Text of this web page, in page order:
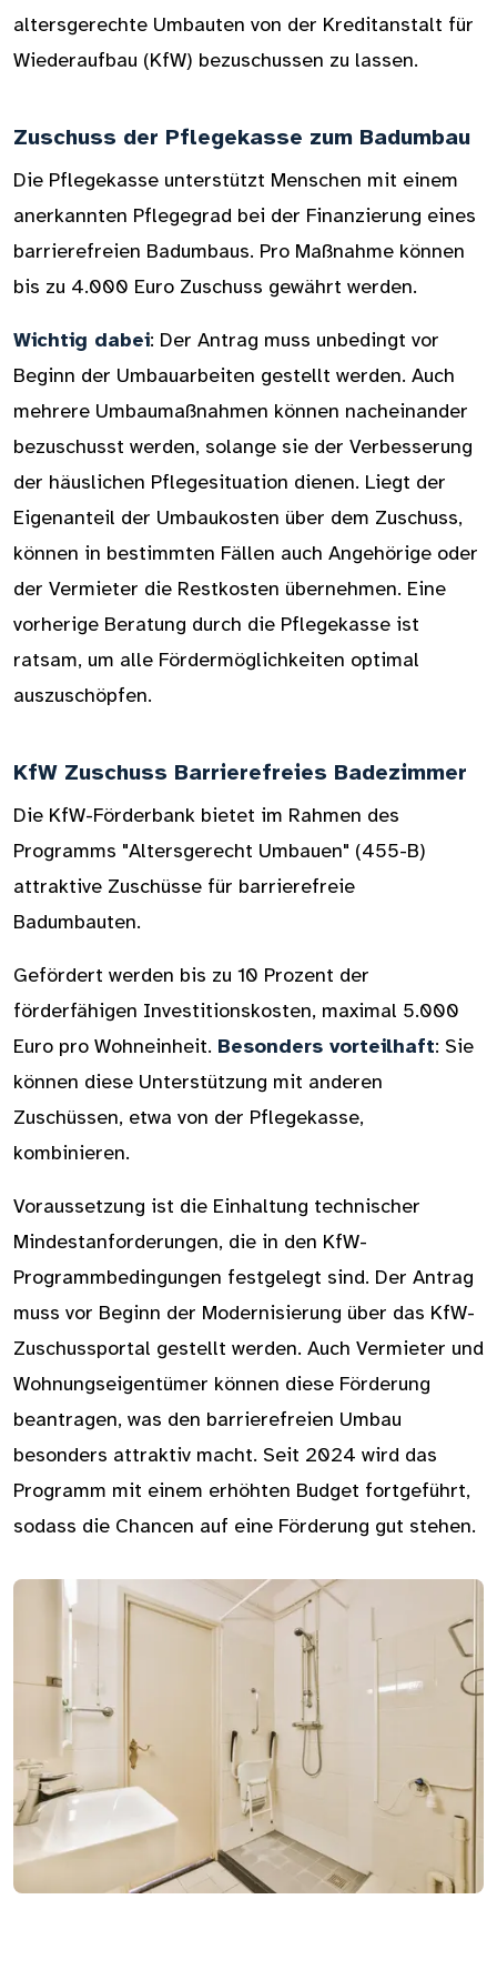
altersgerechte Umbauten von der Kreditanstalt für
Wiederaufbau (KfW) bezuschussen zu lassen.
Zuschuss der Pflegekasse zum Badumbau
Die Pflegekasse unterstützt Menschen mit einem
anerkannten Pflegegrad bei der Finanzierung eines
barrierefreien Badumbaus. Pro Maßnahme können
bis zu 4.000 Euro Zuschuss gewährt werden.
Wichtig dabei: Der Antrag muss unbedingt vor
Beginn der Umbauarbeiten gestellt werden. Auch
mehrere Umbaumaßnahmen können nacheinander
bezuschusst werden, solange sie der Verbesserung
der häuslichen Pflegesituation dienen. Liegt der
Eigenanteil der Umbaukosten über dem Zuschuss,
können in bestimmten Fällen auch Angehörige oder
der Vermieter die Restkosten übernehmen. Eine
vorherige Beratung durch die Pflegekasse ist
ratsam, um alle Fördermöglichkeiten optimal
auszuschöpfen.
KfW Zuschuss Barrierefreies Badezimmer
Die KfW-Förderbank bietet im Rahmen des
Programms "Altersgerecht Umbauen" (455-B)
attraktive Zuschüsse für barrierefreie
Badumbauten.
Gefördert werden bis zu 10 Prozent der
förderfähigen Investitionskosten, maximal 5.000
Euro pro Wohneinheit. Besonders vorteilhaft: Sie
können diese Unterstützung mit anderen
Zuschüssen, etwa von der Pflegekasse,
kombinieren.
Voraussetzung ist die Einhaltung technischer
Mindestanforderungen, die in den KfW-
Programmbedingungen festgelegt sind. Der Antrag
muss vor Beginn der Modernisierung über das KfW-
Zuschussportal gestellt werden. Auch Vermieter und
Wohnungseigentümer können diese Förderung
beantragen, was den barrierefreien Umbau
besonders attraktiv macht. Seit 2024 wird das
Programm mit einem erhöhten Budget fortgeführt,
sodass die Chancen auf eine Förderung gut stehen.